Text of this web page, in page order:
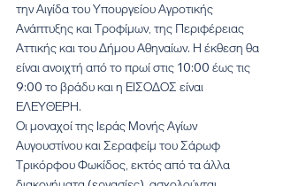
την Αιγίδα του Υπουργείου Αγροτικής
Ανάπτυξης και Τροφίμων, της Περιφέρειας
Αττικής και του Δήμου Αθηναίων. Η έκθεση θα
είναι ανοιχτή από το πρωί στις 10:00 έως τις
9:00 το βράδυ και η ΕΙΣΟΔΟΣ είναι
ΕΛΕΥΘΕΡΗ.
Οι μοναχοί της Ιεράς Μονής Αγίων
Αυγουστίνου και Σεραφείμ του Σάρωφ
Τρικόρφου Φωκίδος, εκτός από τα άλλα